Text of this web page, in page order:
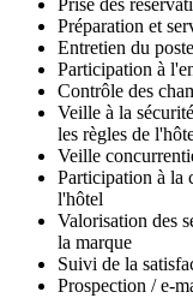
Prise des
Préparation et
Entretien du
Participation à
Contrôle des
Veille à la
les règles de
Veille
Participation à la
l'hôtel
Valorisation des
la marque
Suivi de la
Prospection / e-